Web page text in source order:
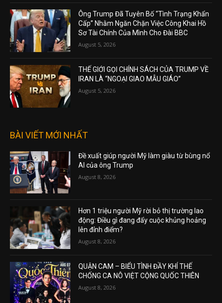
Ông Trump Đã Tuyên Bố “Tình Trạng Khẩn
Cấp” Nhằm Ngăn Chặn Việc Công Khai Hồ
Sơ Tài Chính Của Mình Cho Đài BBC
August 5, 2026
THẾ GIỚI GỌI CHÍNH SÁCH CỦA TRUMP VỀ
IRAN LÀ “NGOẠI GIAO MẪU GIÁO”
August 5, 2026
BÀI VIẾT MỚI NHẤT
Đề xuất giúp người Mỹ làm giàu từ bùng nổ
AI của ông Trump
August 8, 2026
Hơn 1 triệu người Mỹ rời bỏ thị trường lao
động: Điều gì đang đẩy cuộc khủng hoảng
lên đỉnh điểm?
August 8, 2026
QUẬN CAM – BIỂU TÌNH ĐẦY KHÍ THẾ
CHỐNG CA NÔ VIỆT CỘNG QUỐC THIÊN
August 8, 2026